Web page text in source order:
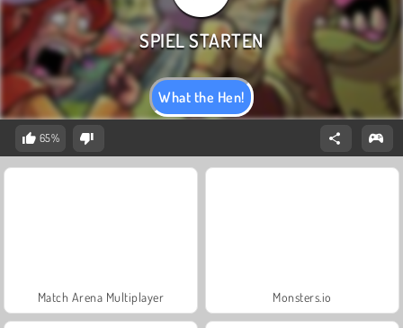
What the Hen!
65%
Match Arena Multiplayer Monsters.io